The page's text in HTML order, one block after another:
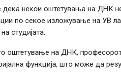
дека некои оштетувања на ДНК
по секое изложување на УВ
студијата.
оштетување на ДНК,
функција, што може да